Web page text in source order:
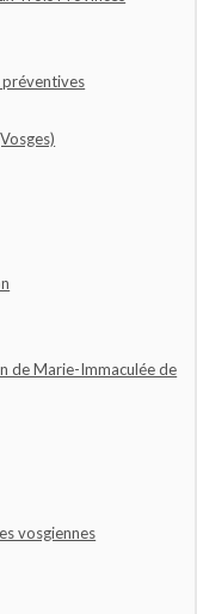
de Marie-Immaculée de
vosgiennes